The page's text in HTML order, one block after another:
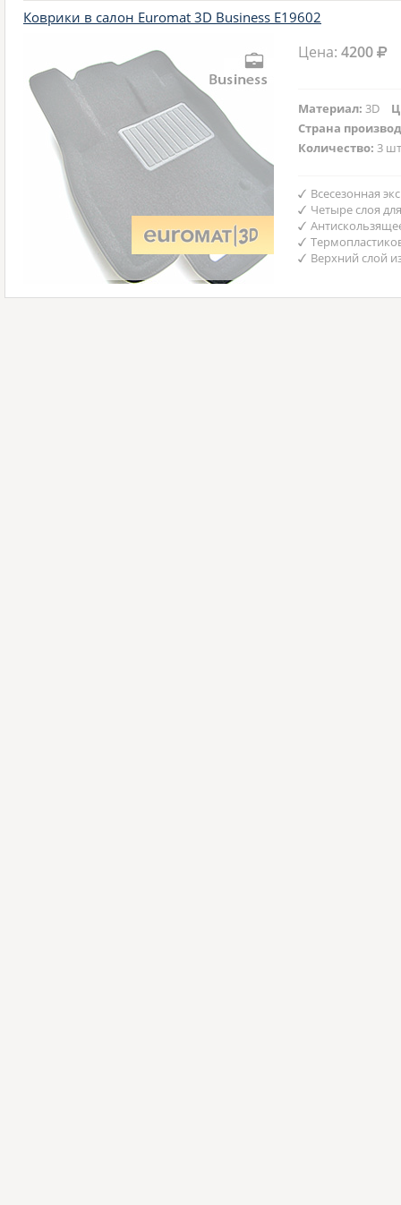
Коврики в салон Euromat 3D Business E19602
Цена:4200
Материал:3D
Страна
Количество:3
Всесезонная
Четыре слоя
Верхний слой